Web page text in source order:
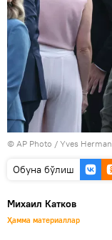
© AP Photo / Yves Herman
Oбуна бўлиш
Михаил Катков
Ҳамма материаллар